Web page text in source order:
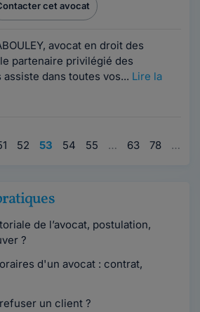
cet avocat
avocat en droit des
partenaire privilégié des
dans toutes vos... Lire la
52 53 54 55 … 63 78 …
de l’avocat, postulation,
?
d'un avocat : contrat,
un client ?